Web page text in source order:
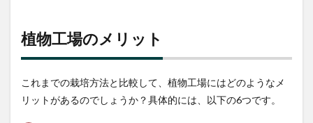
植物工場のメリット
これまでの栽培方法と比較して、植物工場にはどのようなメ
リットがあるのでしょうか？具体的には、以下の6つです。